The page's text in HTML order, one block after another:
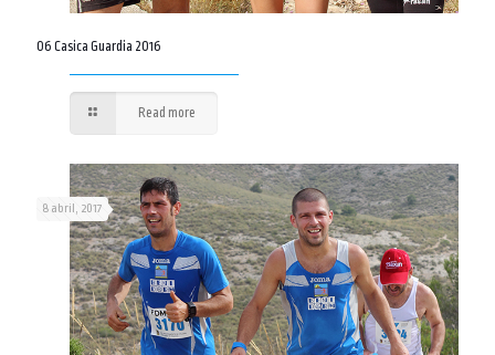
06 Casica Guardia 2016
Read more
8 abril, 2017